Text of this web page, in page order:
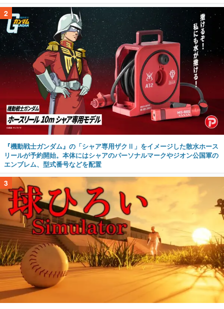
2
『機動戦士ガンダム』の「シャア専用ザクⅡ」をイメージした散水ホース
リールが予約開始。本体にはシャアのパーソナルマークやジオン公国軍の
エンブレム、型式番号などを配置
3